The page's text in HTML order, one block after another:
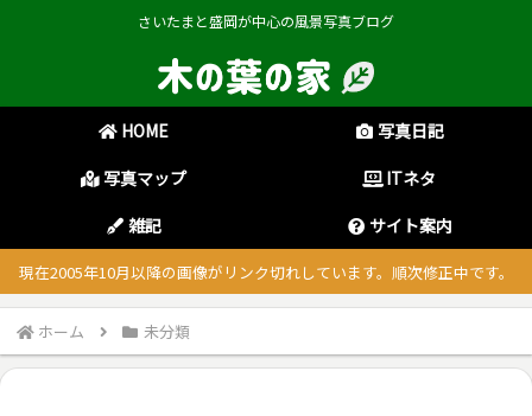
さいたまと盛岡が中心の風景写真ブログ
HOME
写真日記
写真マップ
ITネタ
雑記
サイト案内
現在2005年10月以降の画像がリンク切れしています。順次修正中です。
ホーム 未分類